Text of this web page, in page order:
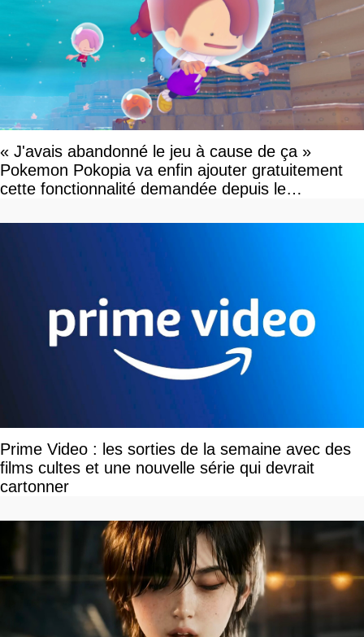
« J'avais abandonné le jeu à cause de ça »
Pokemon Pokopia va enfin ajouter gratuitement
cette fonctionnalité demandée depuis le
Prime Video : les sorties de la semaine avec des
films cultes et une nouvelle série qui devrait
cartonner